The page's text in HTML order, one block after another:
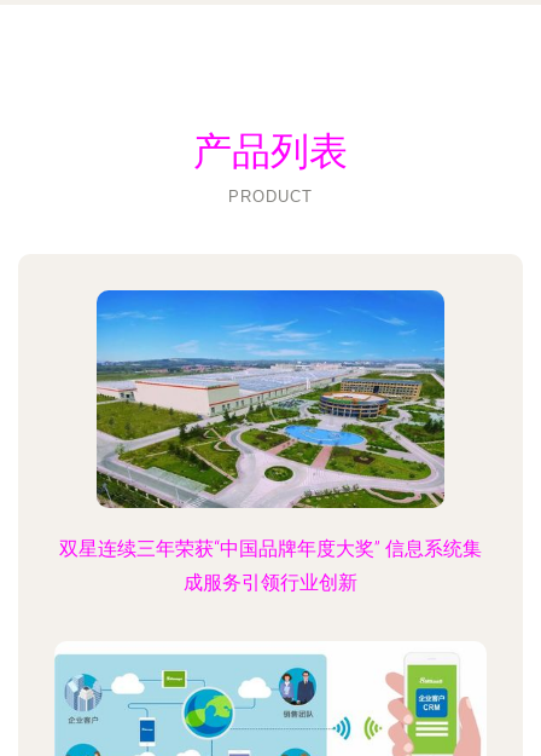
产品列表
PRODUCT
双星连续三年荣获“中国品牌年度大奖” 信息系统集
成服务引领行业创新